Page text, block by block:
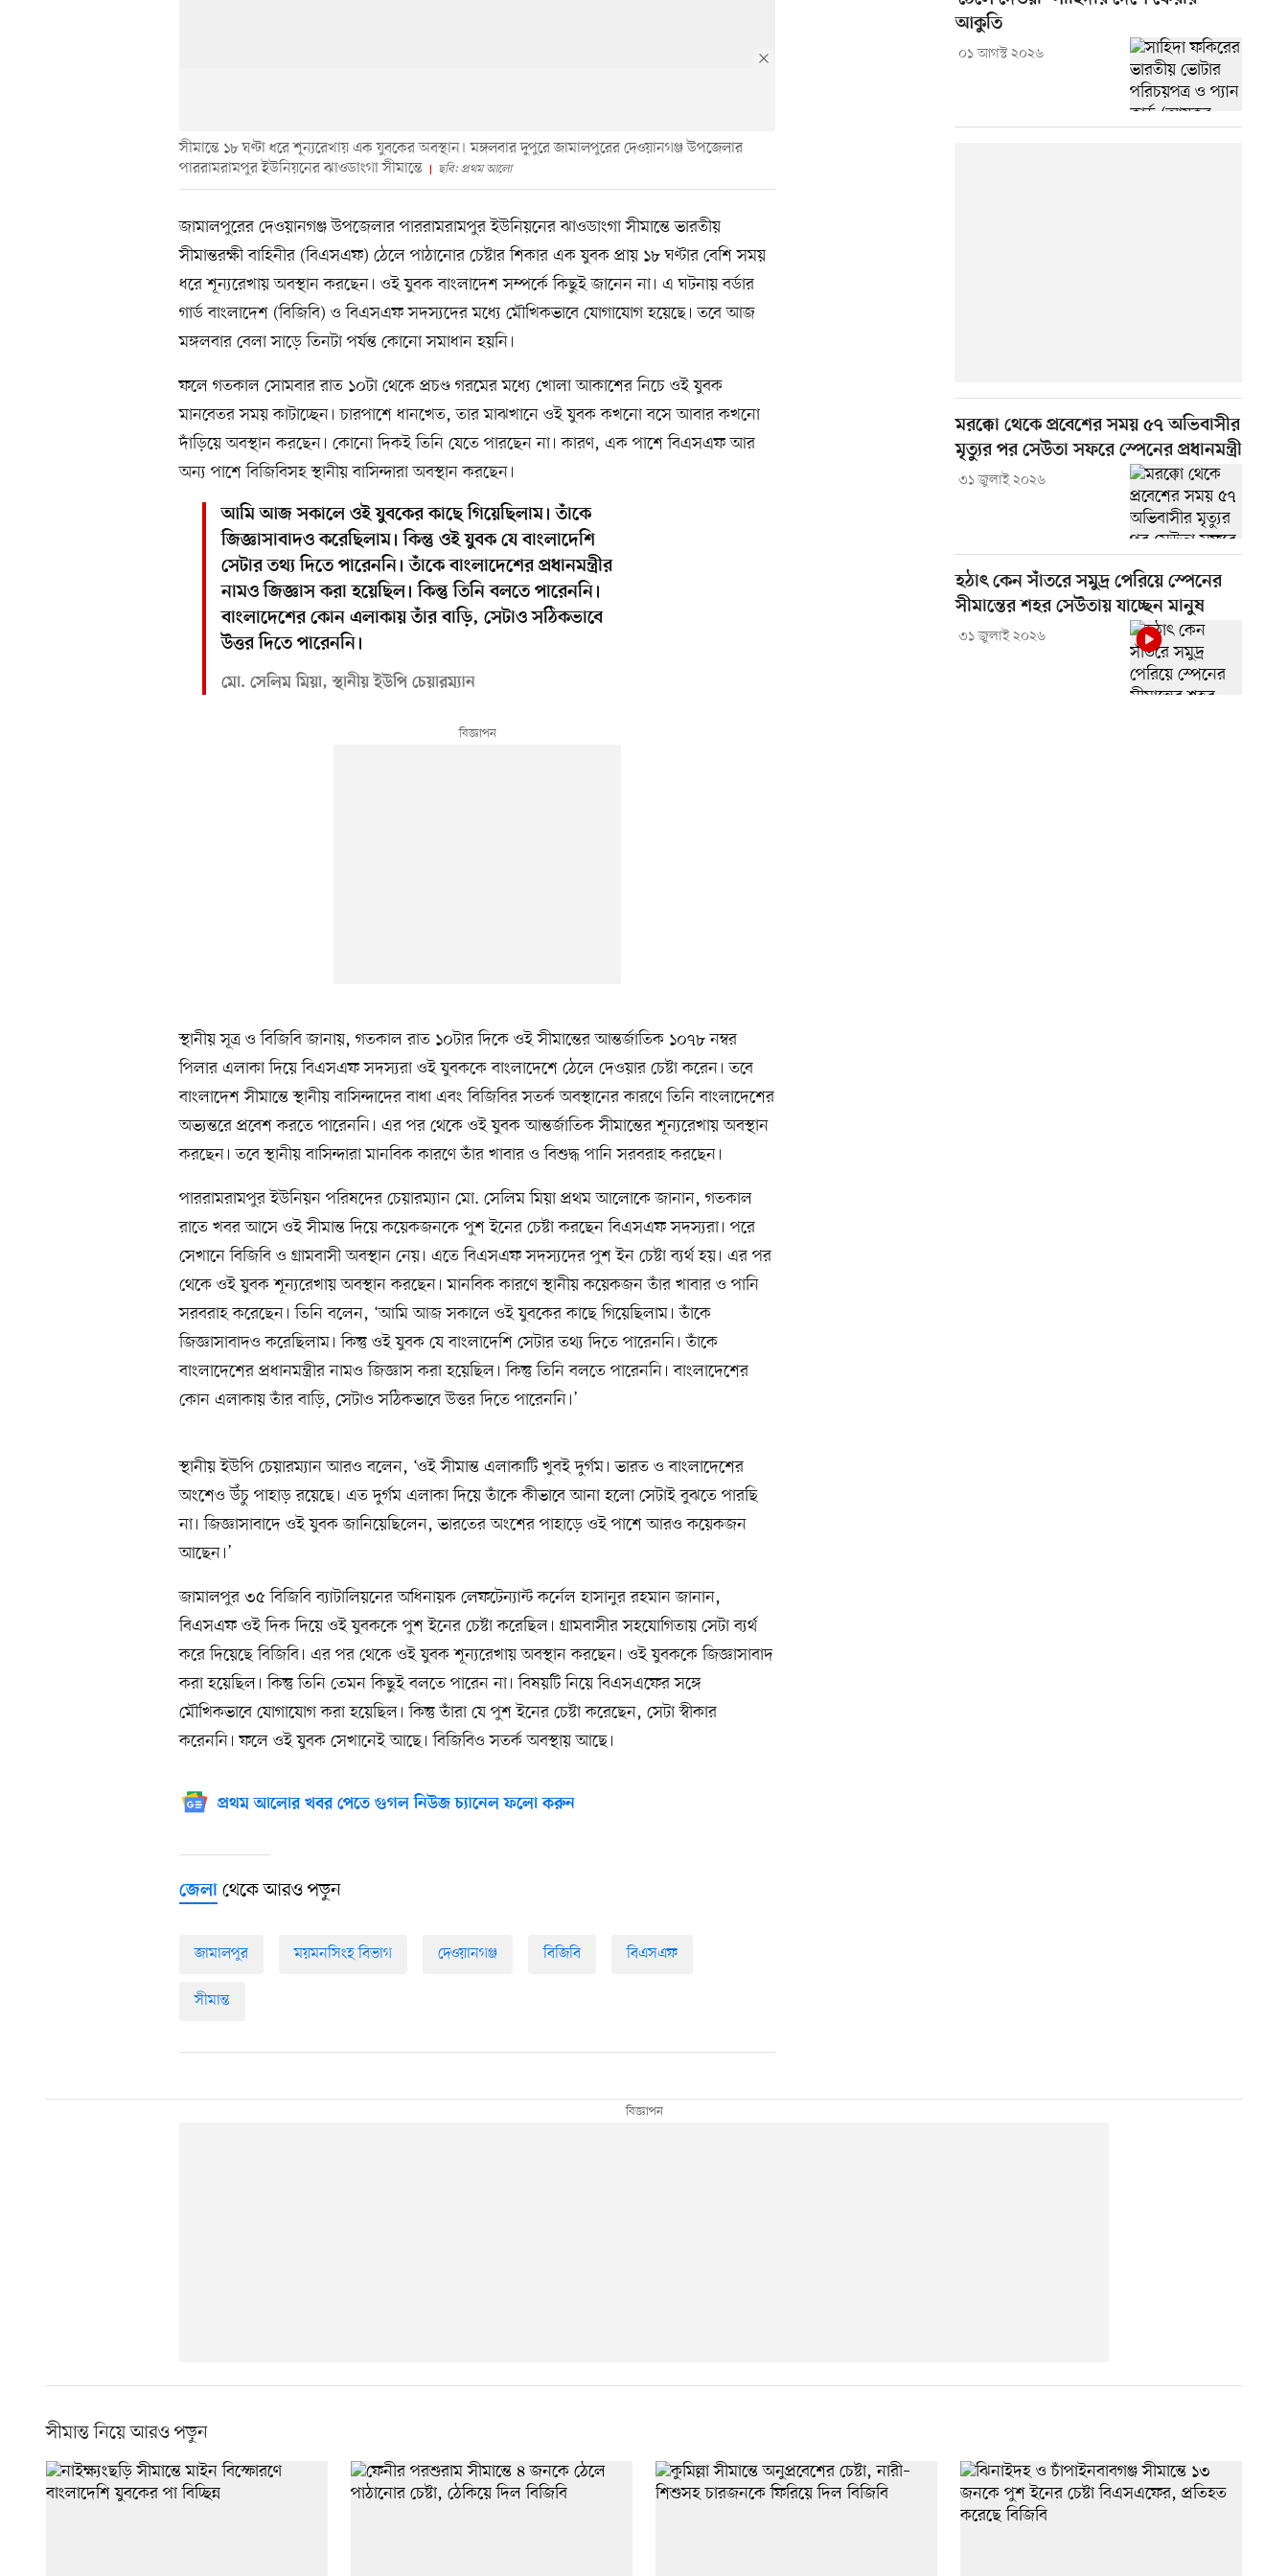
সীমান্তে ১৮ ঘণ্টা ধরে শূন্যরেখায় এক যুবকের অবস্থান। মঙ্গলবার দুপুরে জামালপুরের দেওয়ানগঞ্জ উপজেলার
পাররামরামপুর ইউনিয়নের ঝাওডাংগা সীমান্তে
ছবি: প্রথম আলো
জামালপুরের দেওয়ানগঞ্জ উপজেলার পাররামরামপুর ইউনিয়নের ঝাওডাংগা সীমান্তে ভারতীয়
সীমান্তরক্ষী বাহিনীর (বিএসএফ) ঠেলে পাঠানোর চেষ্টার শিকার এক যুবক প্রায় ১৮ ঘণ্টার বেশি সময়
ধরে শূন্যরেখায় অবস্থান করছেন। ওই যুবক বাংলাদেশ সম্পর্কে কিছুই জানেন না। এ ঘটনায় বর্ডার
গার্ড বাংলাদেশ (বিজিবি) ও বিএসএফ সদস্যদের মধ্যে মৌখিকভাবে যোগাযোগ হয়েছে। তবে আজ
মঙ্গলবার বেলা সাড়ে তিনটা পর্যন্ত কোনো সমাধান হয়নি।
ফলে গতকাল সোমবার রাত ১০টা থেকে প্রচণ্ড গরমের মধ্যে খোলা আকাশের নিচে ওই যুবক
মানবেতর সময় কাটাচ্ছেন। চারপাশে ধানখেত, তার মাঝখানে ওই যুবক কখনো বসে আবার কখনো
দাঁড়িয়ে অবস্থান করছেন। কোনো দিকই তিনি যেতে পারছেন না। কারণ, এক পাশে বিএসএফ আর
অন্য পাশে বিজিবিসহ স্থানীয় বাসিন্দারা অবস্থান করছেন।
আমি আজ সকালে ওই যুবকের কাছে গিয়েছিলাম। তাঁকে
জিজ্ঞাসাবাদও করেছিলাম। কিন্তু ওই যুবক যে বাংলাদেশি
সেটার তথ্য দিতে পারেননি। তাঁকে বাংলাদেশের প্রধানমন্ত্রীর
নামও জিজ্ঞাস করা হয়েছিল। কিন্তু তিনি বলতে পারেননি।
বাংলাদেশের কোন এলাকায় তাঁর বাড়ি, সেটাও সঠিকভাবে
উত্তর দিতে পারেননি।
মো. সেলিম মিয়া, স্থানীয় ইউপি চেয়ারম্যান
স্থানীয় সূত্র ও বিজিবি জানায়, গতকাল রাত ১০টার দিকে ওই সীমান্তের আন্তর্জাতিক ১০৭৮ নম্বর
পিলার এলাকা দিয়ে বিএসএফ সদস্যরা ওই যুবককে বাংলাদেশে ঠেলে দেওয়ার চেষ্টা করেন। তবে
বাংলাদেশ সীমান্তে স্থানীয় বাসিন্দাদের বাধা এবং বিজিবির সতর্ক অবস্থানের কারণে তিনি বাংলাদেশের
অভ্যন্তরে প্রবেশ করতে পারেননি। এর পর থেকে ওই যুবক আন্তর্জাতিক সীমান্তের শূন্যরেখায় অবস্থান
করছেন। তবে স্থানীয় বাসিন্দারা মানবিক কারণে তাঁর খাবার ও বিশুদ্ধ পানি সরবরাহ করছেন।
পাররামরামপুর ইউনিয়ন পরিষদের চেয়ারম্যান মো. সেলিম মিয়া প্রথম আলোকে জানান, গতকাল
রাতে খবর আসে ওই সীমান্ত দিয়ে কয়েকজনকে পুশ ইনের চেষ্টা করছেন বিএসএফ সদস্যরা। পরে
সেখানে বিজিবি ও গ্রামবাসী অবস্থান নেয়। এতে বিএসএফ সদস্যদের পুশ ইন চেষ্টা ব্যর্থ হয়। এর পর
থেকে ওই যুবক শূন্যরেখায় অবস্থান করছেন। মানবিক কারণে স্থানীয় কয়েকজন তাঁর খাবার ও পানি
সরবরাহ করেছেন। তিনি বলেন, ‘আমি আজ সকালে ওই যুবকের কাছে গিয়েছিলাম। তাঁকে
জিজ্ঞাসাবাদও করেছিলাম। কিন্তু ওই যুবক যে বাংলাদেশি সেটার তথ্য দিতে পারেননি। তাঁকে
বাংলাদেশের প্রধানমন্ত্রীর নামও জিজ্ঞাস করা হয়েছিল। কিন্তু তিনি বলতে পারেননি। বাংলাদেশের
কোন এলাকায় তাঁর বাড়ি, সেটাও সঠিকভাবে উত্তর দিতে পারেননি।’
স্থানীয় ইউপি চেয়ারম্যান আরও বলেন, ‘ওই সীমান্ত এলাকাটি খুবই দুর্গম। ভারত ও বাংলাদেশের
অংশেও উঁচু পাহাড় রয়েছে। এত দুর্গম এলাকা দিয়ে তাঁকে কীভাবে আনা হলো সেটাই বুঝতে পারছি
না। জিজ্ঞাসাবাদে ওই যুবক জানিয়েছিলেন, ভারতের অংশের পাহাড়ে ওই পাশে আরও কয়েকজন
আছেন।’
জামালপুর ৩৫ বিজিবি ব্যাটালিয়নের অধিনায়ক লেফটেন্যান্ট কর্নেল হাসানুর রহমান জানান,
বিএসএফ ওই দিক দিয়ে ওই যুবককে পুশ ইনের চেষ্টা করেছিল। গ্রামবাসীর সহযোগিতায় সেটা ব্যর্থ
করে দিয়েছে বিজিবি। এর পর থেকে ওই যুবক শূন্যরেখায় অবস্থান করছেন। ওই যুবককে জিজ্ঞাসাবাদ
করা হয়েছিল। কিন্তু তিনি তেমন কিছুই বলতে পারেন না। বিষয়টি নিয়ে বিএসএফের সঙ্গে
মৌখিকভাবে যোগাযোগ করা হয়েছিল। কিন্তু তাঁরা যে পুশ ইনের চেষ্টা করেছেন, সেটা স্বীকার
করেননি। ফলে ওই যুবক সেখানেই আছে। বিজিবিও সতর্ক অবস্থায় আছে।
প্রথম আলোর খবর পেতে গুগল নিউজ চ্যানেল ফলো করুন
জেলা থেকে আরও পড়ুন
জামালপুর ময়মনসিংহ বিভাগ দেওয়ানগঞ্জ বিজিবি বিএসএফ
সীমান্ত
আকুতি
০১ আগস্ট ২০২৬
মরক্কো থেকে প্রবেশের সময় ৫৭ অভিবাসীর
মৃত্যুর পর সেউতা সফরে স্পেনের প্রধানমন্ত্রী
৩১ জুলাই ২০২৬
হঠাৎ কেন সাঁতরে সমুদ্র পেরিয়ে স্পেনের
সীমান্তের শহর সেউতায় যাচ্ছেন মানুষ
৩১ জুলাই ২০২৬
সীমান্ত নিয়ে আরও পড়ুন